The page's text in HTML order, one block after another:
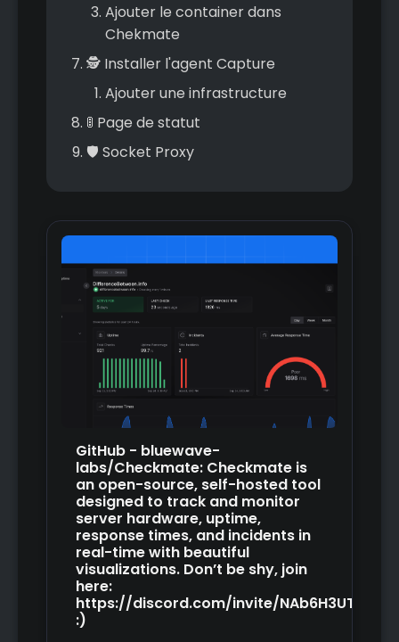
Ajouter le container dans
Chekmate
🕵️ Installer l'agent Capture
Ajouter une infrastructure
🚦 Page de statut
🛡️ Socket Proxy
GitHub - bluewave-
labs/Checkmate: Checkmate is
an open-source, self-hosted tool
designed to track and monitor
server hardware, uptime,
response times, and incidents in
real-time with beautiful
visualizations. Don’t be shy, join
here:
https://discord.com/invite/NAb6H3UTjK
:)